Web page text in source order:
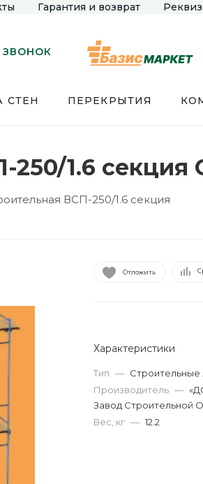
Гарантия и возврат
ЗВОНОК
СТЕН ПЕРЕКРЫТИЯ
1.6 секция
ВСП-250/1.6 секция
Отложить
Характеристики
Тип — Строительные
Производитель —
Завод Строительной
Вес, кг — 12.2